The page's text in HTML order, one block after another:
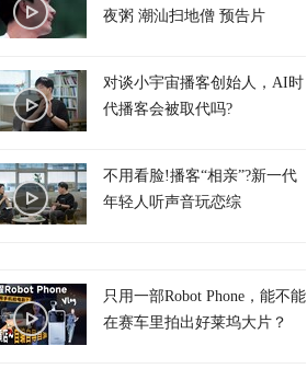
夜粥 潮汕扫地僧 预告片
对谈小宇宙播客创始人，AI时
代播客会被取代吗?
不用看脸!播客“相亲”?新一代
年轻人听声音玩恋综
只用一部Robot Phone，能不能
在赛车里拍出好莱坞大片？